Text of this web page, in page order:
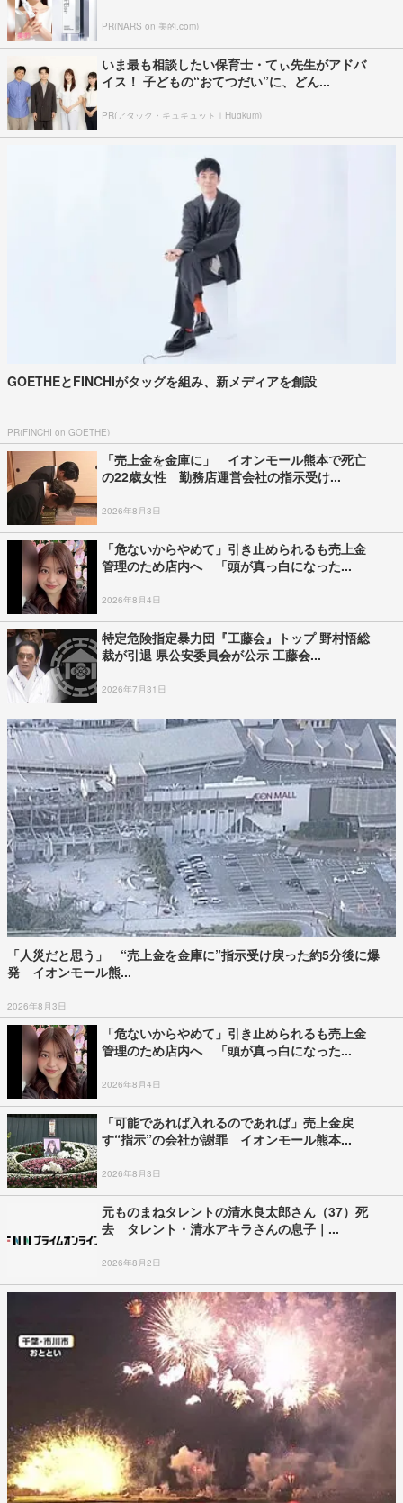
PR(NARS on 美的.com)
いま最も相談したい保育士・てぃ先生がアドバ
イス！ 子どもの“おてつだい”に、どん...
PR(アタック・キュキュット｜Hugkum)
GOETHEとFINCHIがタッグを組み、新メディアを創設
PR(FINCHI on GOETHE)
「売上金を金庫に」 イオンモール熊本で死亡
の22歳女性 勤務店運営会社の指示受け...
2026年8月3日
「危ないからやめて」引き止められるも売上金
管理のため店内へ 「頭が真っ白になった...
2026年8月4日
特定危険指定暴力団『工藤会』トップ 野村悟総
裁が引退 県公安委員会が公示 工藤会...
2026年7月31日
「人災だと思う」 “売上金を金庫に”指示受け戻った約5分後に爆
発 イオンモール熊...
2026年8月3日
「危ないからやめて」引き止められるも売上金
管理のため店内へ 「頭が真っ白になった...
2026年8月4日
「可能であれば入れるのであれば」売上金戻
す“指示”の会社が謝罪 イオンモール熊本...
2026年8月3日
元ものまねタレントの清水良太郎さん（37）死
去 タレント・清水アキラさんの息子｜...
2026年8月2日